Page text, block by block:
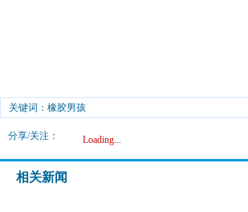
关键词：橡胶男孩
分享/关注： Loading...
相关新闻